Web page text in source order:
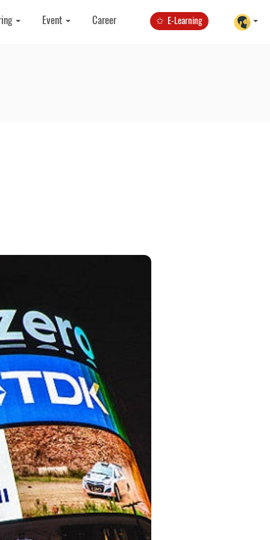
Event Career ✩ E-Learning